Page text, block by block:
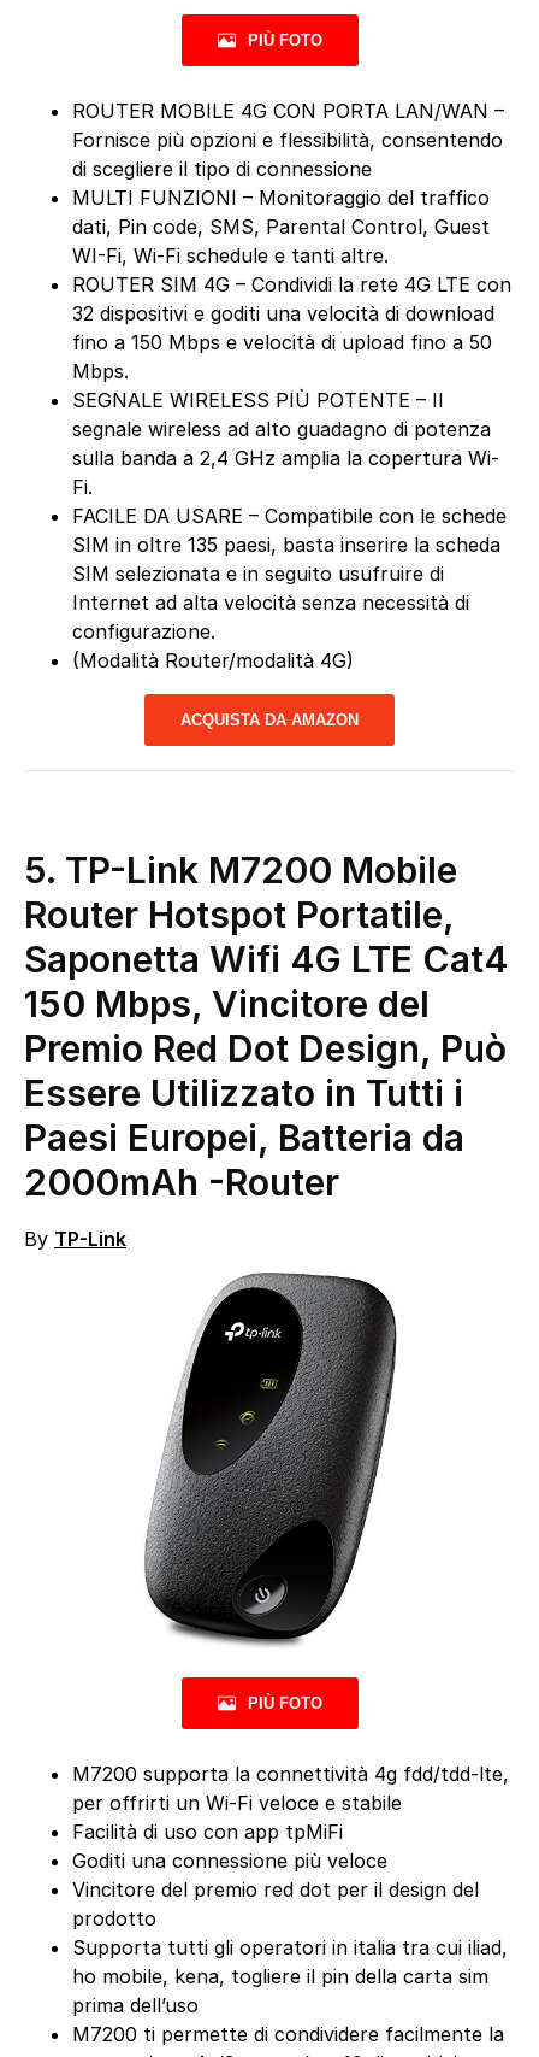
PIÙ FOTO
ROUTER MOBILE 4G CON PORTA LAN/WAN –
Fornisce più opzioni e flessibilità, consentendo
di scegliere il tipo di connessione
MULTI FUNZIONI – Monitoraggio del traffico
dati, Pin code, SMS, Parental Control, Guest
WI-Fi, Wi-Fi schedule e tanti altre.
ROUTER SIM 4G – Condividi la rete 4G LTE con
32 dispositivi e goditi una velocità di download
fino a 150 Mbps e velocità di upload fino a 50
Mbps.
SEGNALE WIRELESS PIÙ POTENTE – Il
segnale wireless ad alto guadagno di potenza
sulla banda a 2,4 GHz amplia la copertura Wi-
Fi.
FACILE DA USARE – Compatibile con le schede
SIM in oltre 135 paesi, basta inserire la scheda
SIM selezionata e in seguito usufruire di
Internet ad alta velocità senza necessità di
configurazione.
(Modalità Router/modalità 4G)
ACQUISTA DA AMAZON
5. TP-Link M7200 Mobile
Router Hotspot Portatile,
Saponetta Wifi 4G LTE Cat4
150 Mbps, Vincitore del
Premio Red Dot Design, Può
Essere Utilizzato in Tutti i
Paesi Europei, Batteria da
2000mAh -Router
By TP-Link
PIÙ FOTO
M7200 supporta la connettività 4g fdd/tdd-lte,
per offrirti un Wi-Fi veloce e stabile
Facilità di uso con app tpMiFi
Goditi una connessione più veloce
Vincitore del premio red dot per il design del
prodotto
Supporta tutti gli operatori in italia tra cui iliad,
ho mobile, kena, togliere il pin della carta sim
prima dell’uso
M7200 ti permette di condividere facilmente la